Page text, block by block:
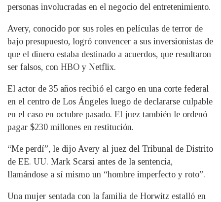
personas involucradas en el negocio del entretenimiento.
Avery, conocido por sus roles en películas de terror de
bajo presupuesto, logró convencer a sus inversionistas de
que el dinero estaba destinado a acuerdos, que resultaron
ser falsos, con HBO y Netflix.
El actor de 35 años recibió el cargo en una corte federal
en el centro de Los Ángeles luego de declararse culpable
en el caso en octubre pasado. El juez también le ordenó
pagar $230 millones en restitución.
“Me perdí”, le dijo Avery al juez del Tribunal de Distrito
de EE. UU. Mark Scarsi antes de la sentencia,
llamándose a sí mismo un “hombre imperfecto y roto”.
Una mujer sentada con la familia de Horwitz estalló en